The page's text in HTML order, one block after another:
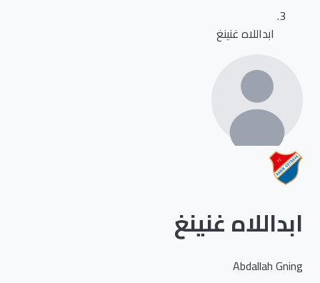
ابداللاه غنينغ
ابداللاه غنينغ
Abdallah Gning